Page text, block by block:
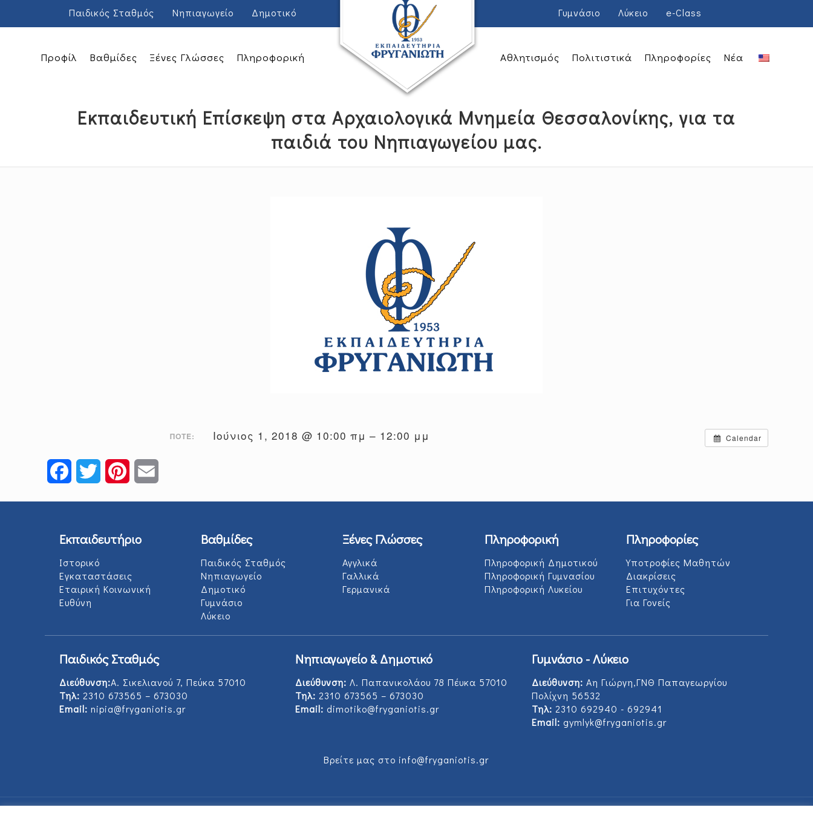
Παιδικός Σταθμός Νηπιαγωγείο Δημοτικό Γυμνάσιο Λύκειο e-Class
Προφίλ Βαθμίδες Ξένες Γλώσσες Πληροφορική Αθλητισμός Πολιτιστικά Πληροφορίες Νέα
Εκπαιδευτική Επίσκεψη στα Αρχαιολογικά Μνημεία Θεσσαλονίκης, για τα
παιδιά του Νηπιαγωγείου μας.
Calendar
ΠΌΤΕ: Ιούνιος 1, 2018 @ 10:00 πμ – 12:00 μμ
FacebookTwitter Pinterest
Εκπαιδευτήριο
Ιστορικό
Εγκαταστάσεις
Εταιρική Κοινωνική
Ευθύνη
Βαθμίδες
Παιδικός Σταθμός
Νηπιαγωγείο
Δημοτικό
Γυμνάσιο
Λύκειο
Ξένες Γλώσσες
Αγγλικά
Γαλλικά
Γερμανικά
Πληροφορική
Πληροφορική Δημοτικού
Πληροφορική Γυμνασίου
Πληροφορική Λυκείου
Πληροφορίες
Υποτροφίες Μαθητών
Διακρίσεις
Επιτυχόντες
Για Γονείς
Παιδικός Σταθμός
Διεύθυνση:Α. Σικελιανού 7, Πεύκα 57010
Τηλ: 2310 673565 – 673030
Email: nipia@fryganiotis.gr
Νηπιαγωγείο & Δημοτικό
Διεύθυνση: Λ. Παπανικολάου 78 Πέυκα 57010
Τηλ: 2310 673565 – 673030
Email: dimotiko@fryganiotis.gr
Γυμνάσιο - Λύκειο
Διεύθυνση: Αη Γιώργη,ΓΝΘ Παπαγεωργίου
Πολίχνη 56532
Τηλ: 2310 692940 - 692941
Email: gymlyk@fryganiotis.gr
Βρείτε μας στο info@fryganiotis.gr